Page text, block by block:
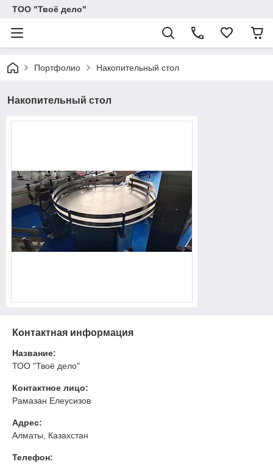
ТОО "Твоё дело"
Портфолио Накопительный стол
Накопительный стол
Контактная информация
Название:
ТОО "Твоё дело"
Контактное лицо:
Рамазан Елеусизов
Адрес:
Алматы, Казахстан
Телефон: